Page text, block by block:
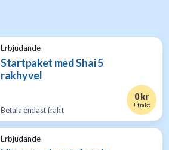
Erbjudande
Startpaket med Shai 5
rakhyvel
Betala endast frakt
0 kr
+ frakt
Erbjudande